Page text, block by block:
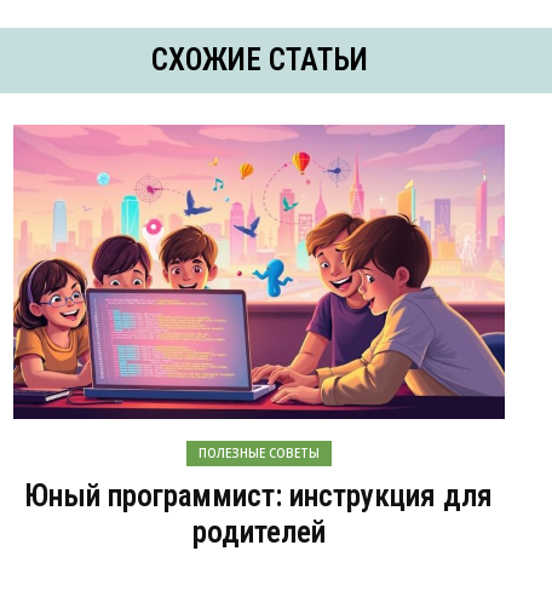
СХОЖИЕ СТАТЬИ
ПОЛЕЗНЫЕ СОВЕТЫ
Юный программист: инструкция для
родителей